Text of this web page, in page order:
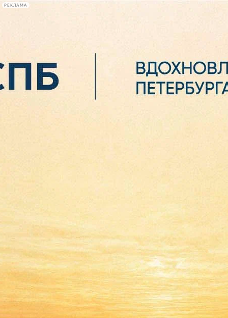
РЕКЛАМА
Сегодня:
2026.08.06
04:57
Сегодня в эфире
#безантракта: утренний бокс,
балет «Жар-птица», зоопарк
в самоизоляции, джазовый